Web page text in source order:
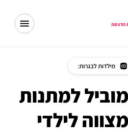
הדגמה
מילדות לבגרות:
למתנות
לילדי